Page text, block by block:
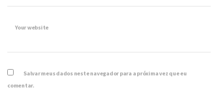
Your website
Salvar meus dados neste navegador para a próxima vez que eu
comentar.